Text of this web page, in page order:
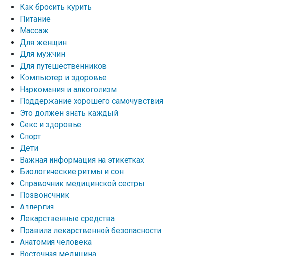
Как бросить курить
Питание
Массаж
Для женщин
Для мужчин
Для путешественников
Компьютер и здоровье
Наркомания и алкоголизм
Поддержание хорошего самочувствия
Это должен знать каждый
Секс и здоровье
Спорт
Дети
Важная информация на этикетках
Биологические ритмы и сон
Справочник медицинской сестры
Позвоночник
Аллергия
Лекарственные средства
Правила лекарственной безопасности
Aнатомия человека
Восточная медицина